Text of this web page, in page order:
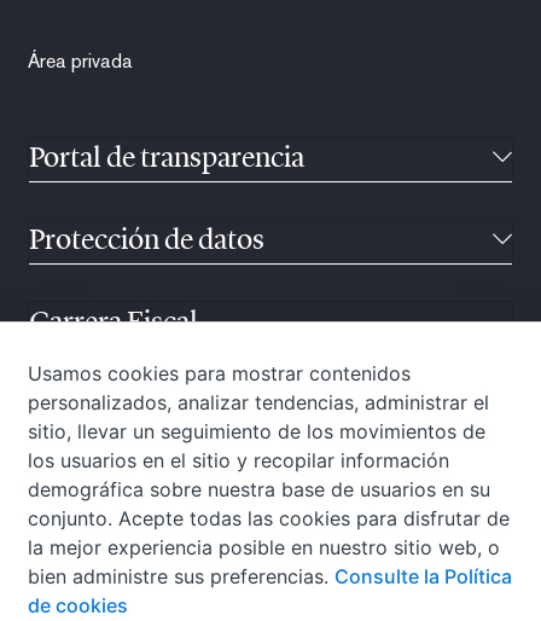
Área privada
Portal de transparencia
Protección de datos
Carrera Fiscal
Atención ciudadana
Usamos cookies para mostrar contenidos
personalizados, analizar tendencias, administrar el
sitio, llevar un seguimiento de los movimientos de
los usuarios en el sitio y recopilar información
demográfica sobre nuestra base de usuarios en su
conjunto. Acepte todas las cookies para disfrutar de
la mejor experiencia posible en nuestro sitio web, o
bien administre sus preferencias. Consulte la Política
de cookies